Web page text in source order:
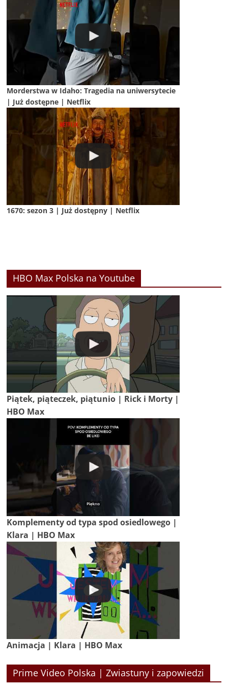
Morderstwa w Idaho: Tragedia na uniwersytecie
| Już dostępne | Netflix
1670: sezon 3 | Już dostępny | Netflix
HBO Max Polska na Youtube
Piątek, piąteczek, piątunio | Rick i Morty |
HBO Max
Komplementy od typa spod osiedlowego |
Klara | HBO Max
Animacja | Klara | HBO Max
Prime Video Polska | Zwiastuny i zapowiedzi